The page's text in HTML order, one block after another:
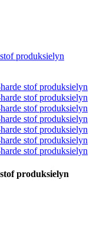
produksielyn